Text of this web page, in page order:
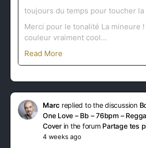
toujours du temps pour toucher la
Merci pour le tonalité La mineure
couleur vraiment cool…
Read More
Marc replied to the discussion
One Love – Bb – 76bpm –
Coverin the forum Partage tes
4 weeks ago